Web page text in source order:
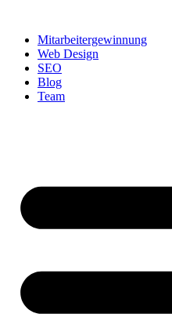
springenMitarbeitergewinnung
Web Design
SEO
Blog
Team